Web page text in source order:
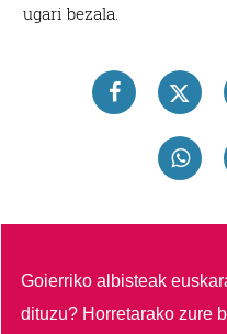
ugari bezala.
Goierriko albisteak
dituzu? Horretarako zure